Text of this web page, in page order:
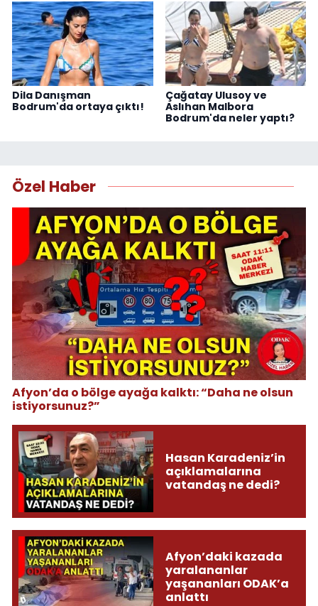
Dila Danışman
Bodrum'da ortaya çıktı!
Çağatay Ulusoy ve
Aslıhan Malbora
Bodrum'da neler yaptı?
Özel Haber
Afyon’da o bölge ayağa kalktı: “Daha ne olsun
istiyorsunuz?”
Hasan Karadeniz’in
açıklamalarına
vatandaş ne dedi?
Afyon’daki kazada
yaralananlar
yaşananları ODAK’a
anlattı